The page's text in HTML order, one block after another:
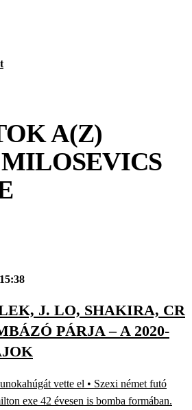
A(Z)
J. LO, SHAKIRA, CR
PÁRJA – A 2020-
vette el • Szexi német futó
exe 42 évesen is bomba formában.